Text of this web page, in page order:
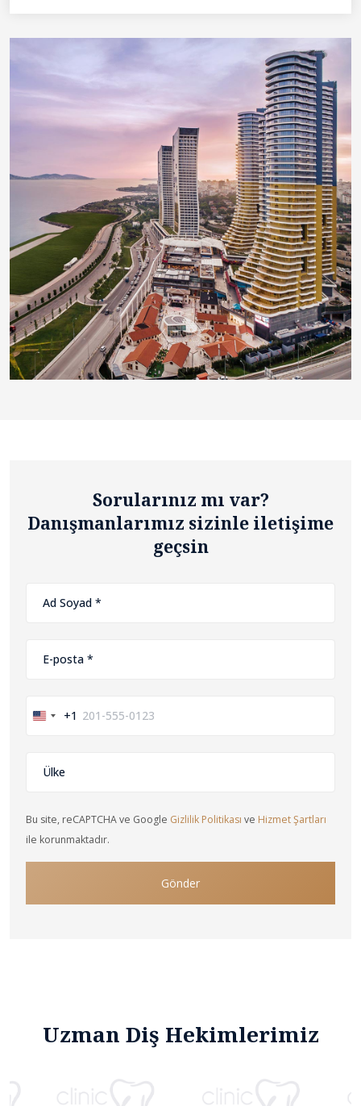
Sorularınız mı var?
Danışmanlarımız sizinle iletişime
geçsin
United+1
Bu site, reCAPTCHA ve Google Gizlilik Politikası ve Hizmet Şartları
ile korunmaktadır.
Gönder
Uzman Diş Hekimlerimiz